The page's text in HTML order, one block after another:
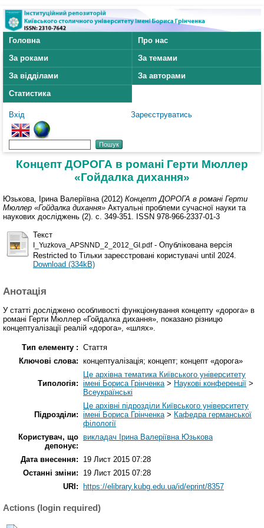
Головна
Про нас
За роками
За темами
За відділами
За авторами
Статистика
Вхід Зареєструватись
Концепт ДОРОГА в романі Герти Мюллер
«Гойдалка дихання»
Юзькова, Ірина Валеріївна (2012) Концепт ДОРОГА в романі Герти
Мюллер «Гойдалка дихання» Актуальні проблеми сучасної науки та
наукових досліджень (2). с. 349-351. ISSN 978-966-2337-01-3
Текст
I_Yuzkova_APSNND_2_2012_GI.pdf- Опублікована версія
Restricted to Тільки зареєстровані користувачі until 2024.
Download (334kB)
Анотація
У статті досліджено особливості функціонування концепту «дорога» в
романі Герти Мюллер «Гойдалка дихання», показано різницю
концептуалізації реалій «дорога», «шлях».
Тип елементу : Стаття
Ключові слова: концептуалізація; концепт; концепт «дорога»
Типологія:
Це архівна тематика Київського університету
імені Бориса Грінченка> Наукові конференції >
Всеукраїнські
Підрозділи:
Це архівні підрозділи Київського університету
імені Бориса Грінченка> Кафедра германської
філології
Користувач, що
депонує:
викладач Ірина Валеріївна Юзькова
Дата внесення:
19 Лист 2015 07:28
Останні зміни:
19 Лист 2015 07:28
URI:
https://elibrary.kubg.edu.ua/id/eprint/8357
Actions (login required)